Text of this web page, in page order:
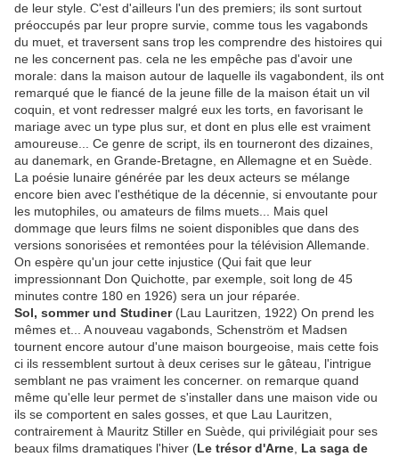
de leur style. C'est d'ailleurs l'un des premiers; ils sont surtout
préoccupés par leur propre survie, comme tous les vagabonds
du muet, et traversent sans trop les comprendre des histoires qui
ne les concernent pas. cela ne les empêche pas d'avoir une
morale: dans la maison autour de laquelle ils vagabondent, ils ont
remarqué que le fiancé de la jeune fille de la maison était un vil
coquin, et vont redresser malgré eux les torts, en favorisant le
mariage avec un type plus sur, et dont en plus elle est vraiment
amoureuse... Ce genre de script, ils en tourneront des dizaines,
au danemark, en Grande-Bretagne, en Allemagne et en Suède.
La poésie lunaire générée par les deux acteurs se mélange
encore bien avec l'esthétique de la décennie, si envoutante pour
les mutophiles, ou amateurs de films muets... Mais quel
dommage que leurs films ne soient disponibles que dans des
versions sonorisées et remontées pour la télévision Allemande.
On espère qu'un jour cette injustice (Qui fait que leur
impressionnant Don Quichotte, par exemple, soit long de 45
minutes contre 180 en 1926) sera un jour réparée.
Sol, sommer und Studiner(Lau Lauritzen, 1922) On prend les
mêmes et... A nouveau vagabonds, Schenström et Madsen
tournent encore autour d'une maison bourgeoise, mais cette fois
ci ils ressemblent surtout à deux cerises sur le gâteau, l'intrigue
semblant ne pas vraiment les concerner. on remarque quand
même qu'elle leur permet de s'installer dans une maison vide ou
ils se comportent en sales gosses, et que Lau Lauritzen,
contrairement à Mauritz Stiller en Suède, qui privilégiait pour ses
beaux films dramatiques l'hiver (Le trésor d'Arne La saga de